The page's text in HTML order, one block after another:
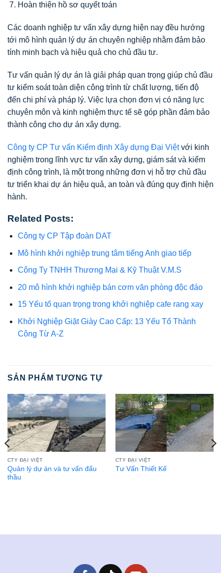
Hoàn thiện hồ sơ quyết toán
Các doanh nghiệp tư vấn xây dựng hiện nay đều hướng
tới mô hình quản lý dự án chuyên nghiệp nhằm đảm bảo
tính minh bạch và hiệu quả cho chủ đầu tư.
Tư vấn quản lý dự án là giải pháp quan trọng giúp chủ đầu
tư kiểm soát toàn diện công trình từ chất lượng, tiến độ
đến chi phí và pháp lý. Việc lựa chọn đơn vị có năng lực
chuyên môn và kinh nghiệm thực tế sẽ góp phần đảm bảo
thành công cho dự án xây dựng.
Công ty CP Tư vấn Kiểm định Xây dựng Đại Việtvới kinh
nghiệm trong lĩnh vực tư vấn xây dựng, giám sát và kiểm
định công trình, là một trong những đơn vị hỗ trợ chủ đầu
tư triển khai dự án hiệu quả, an toàn và đúng quy định hiện
hành.
Related Posts:
Công ty CP Tập đoàn DAT
Mô hình khởi nghiệp trung tâm tiếng Anh giao tiếp
Công Ty TNHH Thương Mại & Kỹ Thuật V.M.S
20 mô hình khởi nghiệp bán cơm văn phòng độc đáo
15 Yếu tố quan trọng trong khởi nghiệp cafe rang xay
Khởi Nghiệp Giặt Giày Cao Cấp: 13 Yếu Tố Thành
Công Từ A-Z
SẢN PHẨM TƯƠNG TỰ
CTY ĐẠI VIỆT
Quản lý dự án và tư vấn đấu
thầu
CTY ĐẠI VIỆT
Tư Vấn Thiết Kế